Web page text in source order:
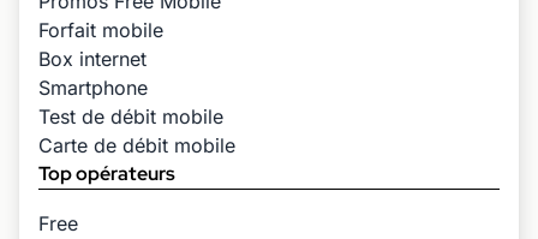
Forfait mobile
Box internet
Smartphone
Test de débit mobile
Carte de débit mobile
Top opérateurs
Free